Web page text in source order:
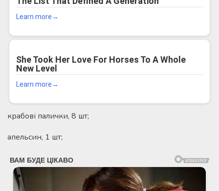
крабові палички, 8 шт;
апельсин, 1 шт;